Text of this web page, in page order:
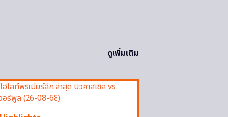
ดูเพิ่มเติม